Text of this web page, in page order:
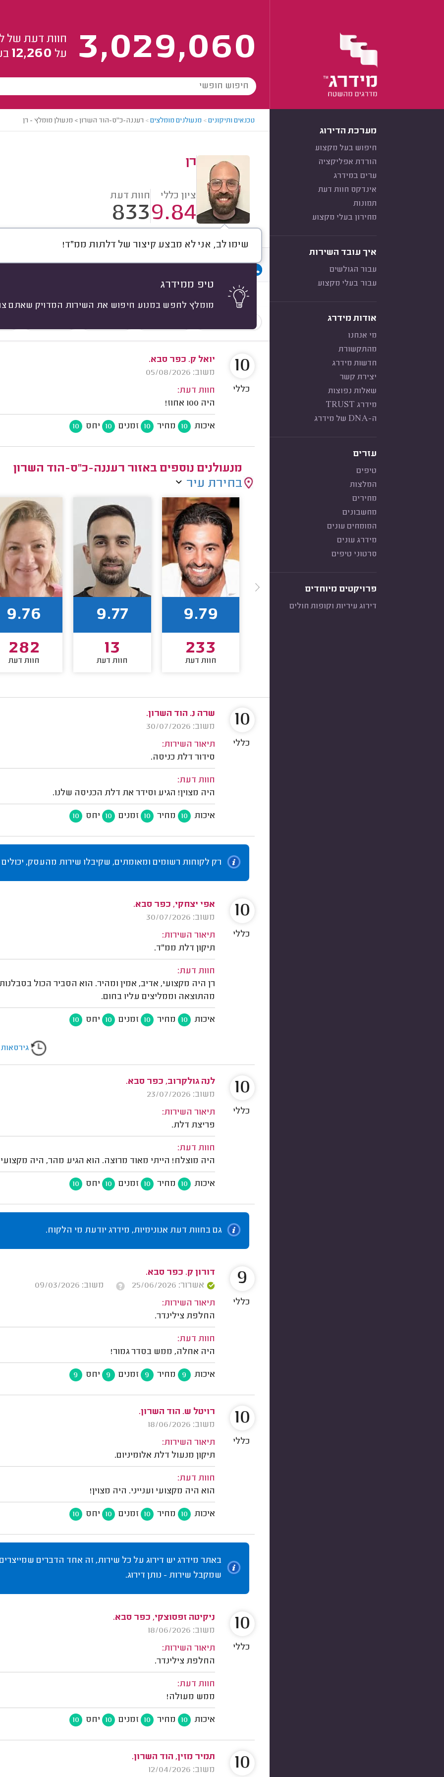
3,029,060
חוות דעת של
על 12,260
מערכת הדירוג
חיפוש בעל מקצוע
הורדת אפליקציה
ערים במידרג
אינדקס חוות דעת
תמונות
מחירון בעלי מקצוע
איך עובד השירות
עבור הגולשים
עבור בעלי מקצוע
אודות מידרג
מי אנחנו
מהתקשורת
חדשות מידרג
יצירת קשר
שאלות נפוצות
מידרג TRUST
ה-DNA של מידרג
עזרים
טיפים
המלצות
מחירים
מחשבונים
המומחים עונים
מידרג עונים
סרטוני טיפים
פרויקטים מיוחדים
דירוג עיריות וקופות חולים
טכנאים ותיקונים> מנעולנים מומלצים> רעננה-כ"ס-הוד השרון > מנעולן מומלץ - רן
רן
ציון כללי
9.84
חוות דעת
833
שימו לב, אני לא מבצע קיצור של דלתות ממ"ד!
טיפ ממידרג
מומלץ לחפש במנוע חיפוש את השירות המדויק שאתם
חוות דעת לפי: הכל (
יואל ק. כפר סבא.
משוב: 05/08/2026
חוות דעת:
היה 100 אחוז!
איכות 10 מחיר 10 זמנים 10 יחס 10
10
כללי
מנעולנים נוספים באזור רעננה-כ"ס-הוד השרון
בחירת עיר
9.79
233
חוות דעת
9.77
13
חוות דעת
9.76
282
חוות דעת
שרה נ. הוד השרון.
משוב: 30/07/2026
תיאור השירות:
סידור דלת כניסה.
חוות דעת:
היה מצוין! הגיע וסידר את דלת הכניסה שלנו.
איכות 10 מחיר 10 זמנים 10 יחס 10
10
כללי
רק לקוחות רשומים ומאומתים, שקיבלו שירות מהעסק,
אפי יצחקי, כפר סבא.
משוב: 30/07/2026
תיאור השירות:
תיקון דלת ממ"ד.
חוות דעת:
רן היה מקצועי, אדיב, אמין ומהיר. הוא הסביר הכול
מהתוצאה וממליצים עליו בחום.
איכות 10 מחיר 10 זמנים 10 יחס 10
10
כללי
גירסאות
לנה גולקרוב, כפר סבא.
משוב: 23/07/2026
תיאור השירות:
פריצת דלת.
חוות דעת:
היה מוצלח! הייתי מאוד מרוצה. הוא הגיע מהר, היה
איכות 10 מחיר 10 זמנים 10 יחס 10
10
כללי
גם בחוות דעת אנונימיות, מידרג יודעת מי הלקוח.
דורון ק. כפר סבא.
אשרור: 25/06/2026
משוב: 09/03/2026
תיאור השירות:
החלפת צילינדר.
חוות דעת:
היה אחלה, ממש בסדר גמור!
איכות 9 מחיר 9 זמנים 9 יחס 9
9
כללי
רויטל ש. הוד השרון.
משוב: 18/06/2026
תיאור השירות:
תיקון מנעול דלת אלומיניום.
חוות דעת:
הוא היה מקצועי וענייני. היה מצוין!
איכות 10 מחיר 10 זמנים 10 יחס 10
10
כללי
באתר מידרג יש דירוג על כל שירות, זה אחד הדברים
שמקבל שירות - נותן דירוג.
ניקיטה זפסוצקי, כפר סבא.
משוב: 18/06/2026
תיאור השירות:
החלפת צילינדר.
חוות דעת:
ממש מעולה!
איכות 10 מחיר 10 זמנים 10 יחס 10
10
כללי
תמיר מזין, הוד השרון.
משוב: 12/04/2026
10